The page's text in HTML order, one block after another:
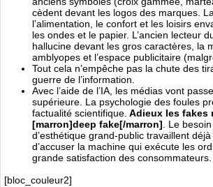
cèdent devant les logos des marques.
l’alimentation, le confort et les loisirs
les ondes et le papier. L’ancien lecteur
hallucine devant les gros caractères, la
amblyopes et l’espace publicitaire
Tout cela n’empêche pas la chute des
guerre de l’information.
Avec l’aide de l’IA, les médias vont
supérieure. La psychologie des foules
factualité scientifique. Adieux les fakes
[marron]deep fake[/marron] . Le
d’esthétique grand-public travaillent
d’accuser la machine qui exécute les
grande satisfaction des consommateurs.
[bloc_couleur2]